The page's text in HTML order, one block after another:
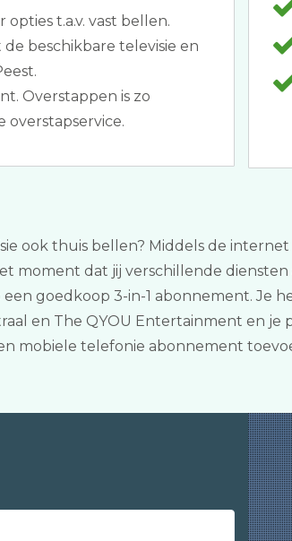
t.a.v. vast bellen.
beschikbare televisie en
Overstappen is zo
ook thuis bellen? Middels de
moment dat jij verschillende
goedkoop 3-in-1 abonnement. Je
en The QYOU Entertainment en
mobiele telefonie abonnement